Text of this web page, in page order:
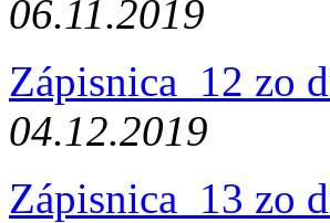
06.11.2019
Zápisnica_12 zo
04.12.2019
Zápisnica_13 zo